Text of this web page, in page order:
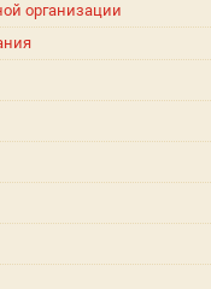
организации